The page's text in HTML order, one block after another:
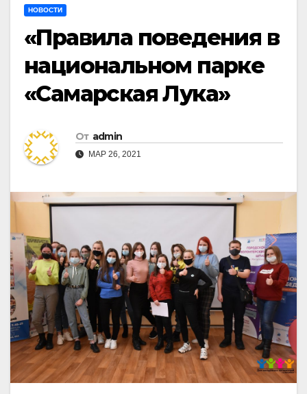
НОВОСТИ
«Правила поведения в
национальном парке
«Самарская Лука»
От admin
МАР 26, 2021